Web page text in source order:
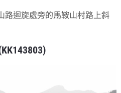
路迴旋處旁的馬鞍山村路上斜